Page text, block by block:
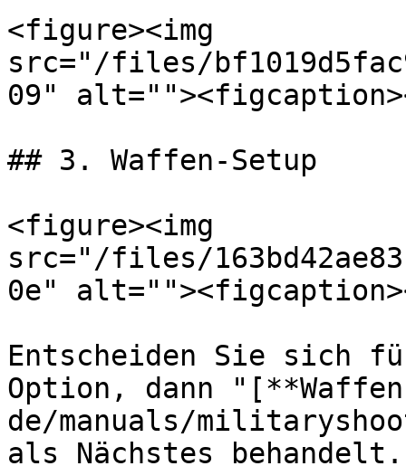
<figure><img
src="/files/
09"
## 3. Waffen-Setup
<figure><img
src="/files/
0e"
Entscheiden Sie sich
Option, dann
de/manuals/
als Nächstes